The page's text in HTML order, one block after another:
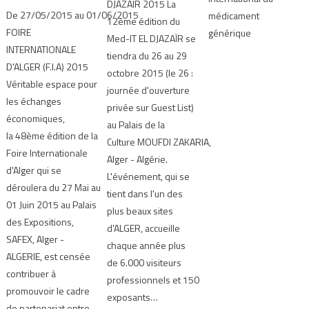
De 27/05/2015 au 01/06/2015
FOIRE
INTERNATIONALE
D'ALGER (F.I.A) 2015
Véritable espace pour
les échanges
économiques,
la 48ème édition de la
Foire Internationale
d'Alger qui se
déroulera du 27 Mai au
01 Juin 2015 au Palais
des Expositions,
SAFEX, Alger -
ALGERIE, est censée
contribuer à
promouvoir le cadre
DJAZAIR 2015 La
12ème édition du
Med-IT EL DJAZAÏR se
tiendra du 26 au 29
octobre 2015 (le 26 :
journée d'ouverture
privée sur Guest List)
au Palais de la
Culture MOUFDI ZAKARIA,
Alger - Algérie.
L'événement, qui se
tient dans l'un des
plus beaux sites
d'ALGER, accueille
chaque année plus
de 6.000 visiteurs
professionnels et 150
exposants…
médicament
générique